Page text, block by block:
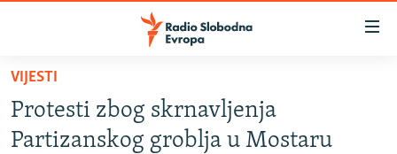
Pređite
glavni
sadržaj
BOSNA I HERCEGOVINA
VIJESTI
Protesti zbog skrnavljenja
Partizanskog groblja u Mostaru